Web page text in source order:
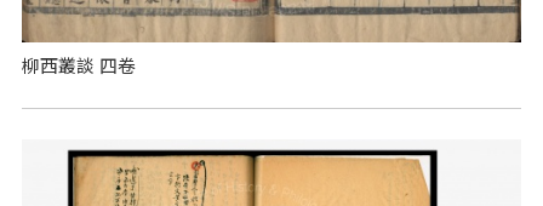
柳西叢談 四卷